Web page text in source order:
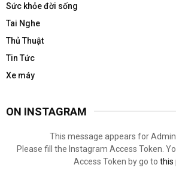
Sức khỏe đời sống
Tai Nghe
Thủ Thuật
Tin Tức
Xe máy
ON INSTAGRAM
This message appears for Admin
Please fill the Instagram Access Token.
Access Token by go to this